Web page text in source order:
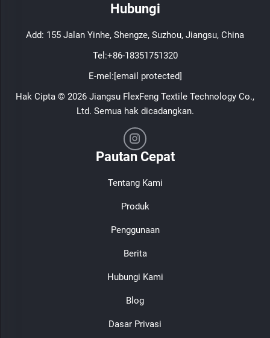
Hubungi
Add: 155 Jalan Yinhe, Shengze, Suzhou, Jiangsu, China
Tel:+86-18351751320
E-mel:[email protected]
Hak Cipta © 2026 Jiangsu FlexFeng Textile Technology Co.,
Ltd. Semua hak dicadangkan.
Pautan Cepat
Tentang Kami
Produk
Penggunaan
Berita
Hubungi Kami
Blog
Dasar Privasi